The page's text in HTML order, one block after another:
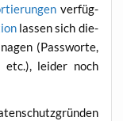
ver­füg­
las­sen sich die­
(Pass­wor­te,
etc.), lei­der noch